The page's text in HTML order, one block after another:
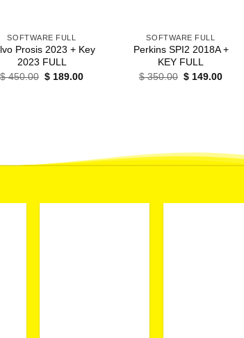
SOFTWARE FULL
Prosis 2023 + Key
2023 FULL
$450.00 El
$ 189.00El
SOFTWARE FULL
Perkins SPI2 2018A +
KEY FULL
$350.00 El
$ 149.00El